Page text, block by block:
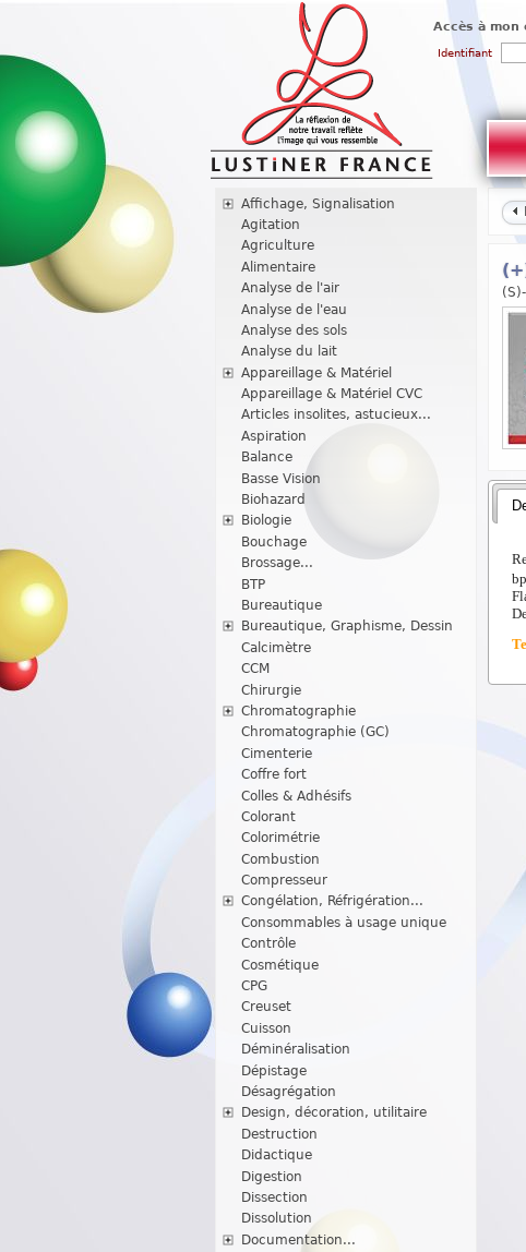
Accès à mon
Identifiant
Affichage, Signalisation
Agitation
Agriculture
Alimentaire
Analyse de l'air
Analyse de l'eau
Analyse des sols
Analyse du lait
Appareillage & Matériel
Appareillage & Matériel CVC
Articles insolites, astucieux...
Aspiration
Balance
Basse Vision
Biohazard
Biologie
Bouchage
Brossage...
BTP
Bureautique
Bureautique, Graphisme, Dessin
Calcimètre
CCM
Chirurgie
Chromatographie
Chromatographie (GC)
Cimenterie
Coffre fort
Colles & Adhésifs
Colorant
Colorimétrie
Combustion
Compresseur
Congélation, Réfrigération...
Consommables à usage unique
Contrôle
Cosmétique
CPG
Creuset
Cuisson
Déminéralisation
Dépistage
Désagrégation
Design, décoration, utilitaire
Destruction
Didactique
Digestion
Dissection
Dissolution
Documentation...